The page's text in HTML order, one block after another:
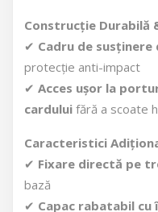
Construcție Durabilă
✔ Cadru de susținere
protecție anti-impact
✔ Acces ușor la
cardului fără a scoate
Caracteristici
✔ Fixare directă pe
bază
✔ Capac rabatabil cu